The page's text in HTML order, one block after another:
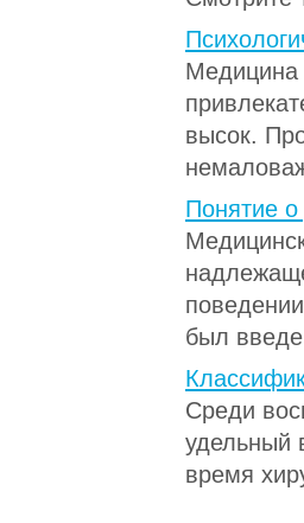
Медицина
высок.
Понятие о
был
Среди
удельный
время